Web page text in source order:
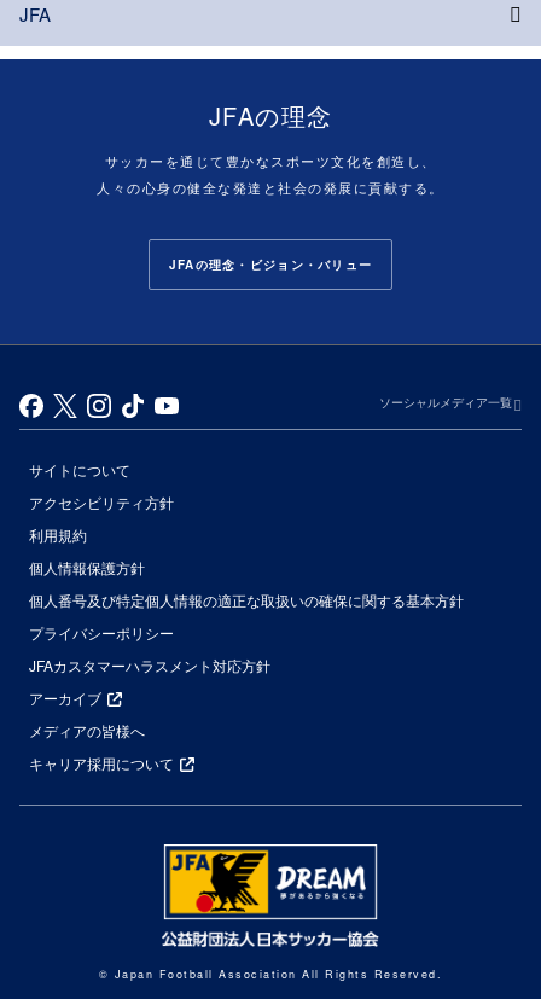
JFA
JFAの理念
サッカーを通じて豊かなスポーツ文化を創造し、
人々の心身の健全な発達と社会の発展に貢献する。
JFAの理念・ビジョン・バリュー
ソーシャルメディア一覧
サイトについて
アクセシビリティ方針
利用規約
個人情報保護方針
個人番号及び特定個人情報の適正な取扱いの確保に関する基本方針
プライバシーポリシー
JFAカスタマーハラスメント対応方針
アーカイブ
メディアの皆様へ
キャリア採用について
© Japan Football Association All Rights Reserved.